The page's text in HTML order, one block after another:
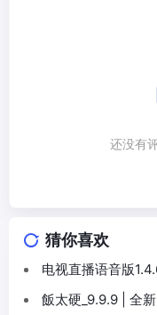
还没有
猜你喜欢
电视直播语音版
飯太硬_9.9.9 | 全